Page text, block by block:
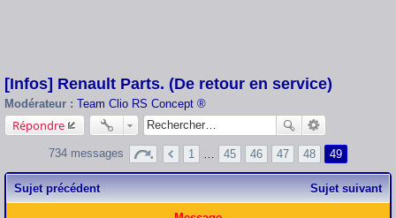
[Infos] Renault Parts. (De retour en service)
Modérateur : Team Clio RS Concept ®
Répondre
734 messages 1 45 46 47 48 49
Sujet précédent Sujet suivant